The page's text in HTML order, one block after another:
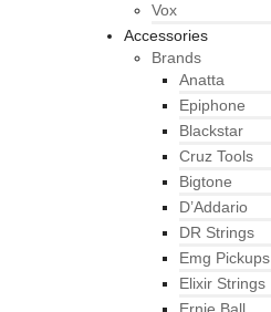
Vox
Accessories
Brands
Anatta
Epiphone
Blackstar
Cruz Tools
Bigtone
D’Addario
DR Strings
Emg Pickups
Elixir Strings